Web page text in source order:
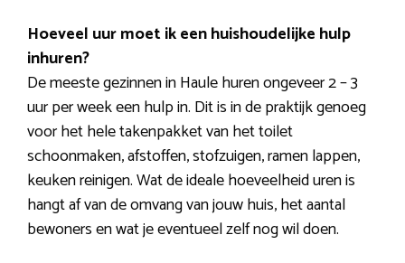
Hoeveel uur moet ik een huishoudelijke hulp
inhuren?
De meeste gezinnen in Haule huren ongeveer 2 – 3
uur per week een hulp in. Dit is in de praktijk genoeg
voor het hele takenpakket van het toilet
schoonmaken, afstoffen, stofzuigen, ramen lappen,
keuken reinigen. Wat de ideale hoeveelheid uren is
hangt af van de omvang van jouw huis, het aantal
bewoners en wat je eventueel zelf nog wil doen.